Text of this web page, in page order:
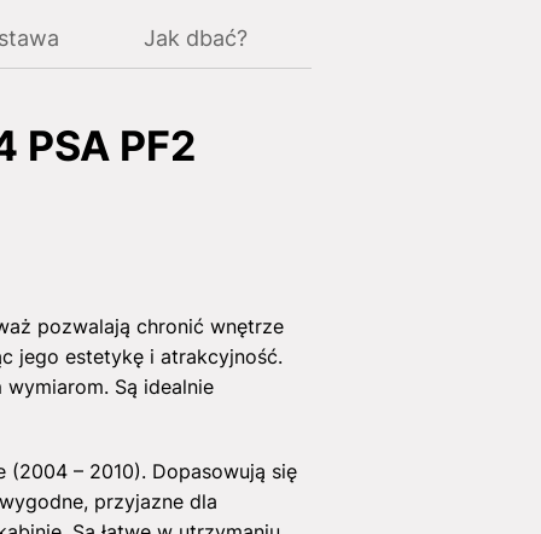
Jak dbać?
PSA PF2
pozwalają chronić wnętrze
jego estetykę i atrakcyjność.
Są idealnie
– 2010). Dopasowują się
przyjazne dla